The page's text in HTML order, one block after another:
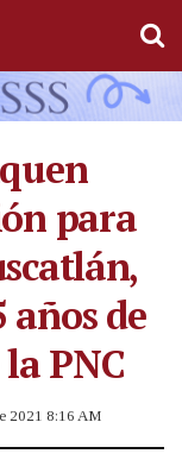
para
de
PNC
2021 8:16 AM